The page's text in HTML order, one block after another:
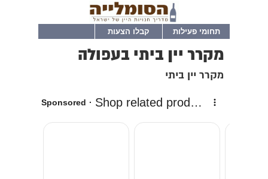
תחומי פעילות קבלו הצעות
מקרר יין ביתי בעפולה
מקרר יין ביתי